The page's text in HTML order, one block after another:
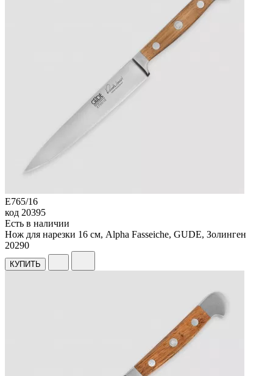
E765/16
код 20395
Есть в наличии
Нож для нарезки 16 см, Alpha Fasseiche, GUDE, Золинген
20290
КУПИТЬ